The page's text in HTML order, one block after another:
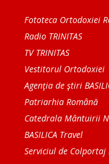
Fototeca Ortodoxiei
Radio TRINITAS
TV TRINITAS
Vestitorul Ortodoxiei
Agenţia de ştiri
Patriarhia Română
Catedrala Mântuirii
BASILICA Travel
Serviciul de Colportaj